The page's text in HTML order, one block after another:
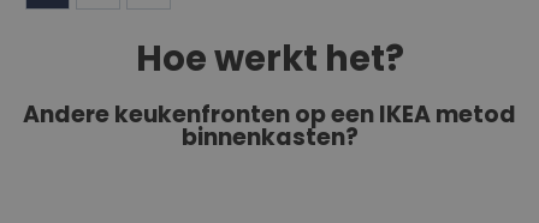
Hoe werkt het?
Andere keukenfronten op een IKEA metod
binnenkasten?